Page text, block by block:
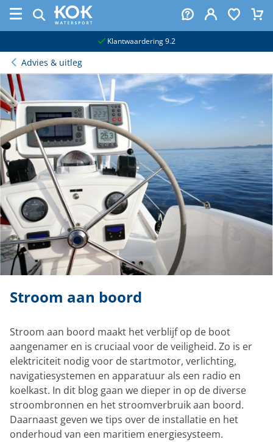
Klantwaardering 9.2
Advies & uitleg
Stroom aan boord
Stroom aan boord maakt het verblijf op de boot
aangenamer en is cruciaal voor de veiligheid. Zo is er
elektriciteit nodig voor de startmotor, verlichting,
navigatiesystemen en apparatuur als een radio en
koelkast. In dit blog gaan we dieper in op de diverse
stroombronnen en het stroomverbruik aan boord.
Daarnaast geven we tips over de installatie en het
onderhoud van een maritiem energiesysteem.